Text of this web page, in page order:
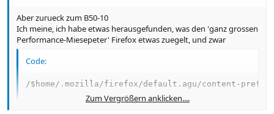
Aber zurueck zum B50-10
Ich meine, ich habe etwas herausgefunden, was den 'ganz grossen
Performance-Miesepeter' Firefox etwas zuegelt, und zwar
Code:
/$home/.mozilla/firefox/default.agu/content-
Zum Vergrößern anklicken....